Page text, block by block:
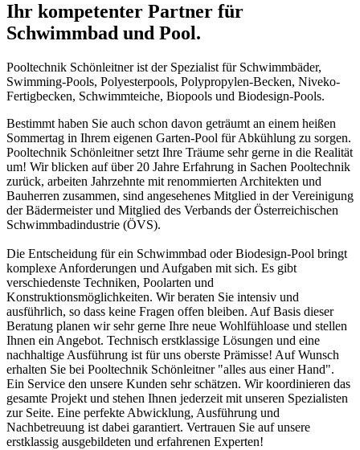
Ihr kompetenter Partner für
Schwimmbad und Pool.
Pooltechnik Schönleitner ist der Spezialist für Schwimmbäder,
Swimming-Pools, Polyesterpools, Polypropylen-Becken, Niveko-
Fertigbecken, Schwimmteiche, Biopools und Biodesign-Pools.
Bestimmt haben Sie auch schon davon geträumt an einem heißen
Sommertag in Ihrem eigenen Garten-Pool für Abkühlung zu sorgen.
Pooltechnik Schönleitner setzt Ihre Träume sehr gerne in die Realität
um! Wir blicken auf über 20 Jahre Erfahrung in Sachen Pooltechnik
zurück, arbeiten Jahrzehnte mit renommierten Architekten und
Bauherren zusammen, sind angesehenes Mitglied in der Vereinigung
der Bädermeister und Mitglied des Verbands der Österreichischen
Schwimmbadindustrie (ÖVS).
Die Entscheidung für ein Schwimmbad oder Biodesign-Pool bringt
komplexe Anforderungen und Aufgaben mit sich. Es gibt
verschiedenste Techniken, Poolarten und
Konstruktionsmöglichkeiten. Wir beraten Sie intensiv und
ausführlich, so dass keine Fragen offen bleiben. Auf Basis dieser
Beratung planen wir sehr gerne Ihre neue Wohlfühloase und stellen
Ihnen ein Angebot. Technisch erstklassige Lösungen und eine
nachhaltige Ausführung ist für uns oberste Prämisse! Auf Wunsch
erhalten Sie bei Pooltechnik Schönleitner "alles aus einer Hand".
Ein Service den unsere Kunden sehr schätzen. Wir koordinieren das
gesamte Projekt und stehen Ihnen jederzeit mit unseren Spezialisten
zur Seite. Eine perfekte Abwicklung, Ausführung und
Nachbetreuung ist dabei garantiert. Vertrauen Sie auf unsere
erstklassig ausgebildeten und erfahrenen Experten!